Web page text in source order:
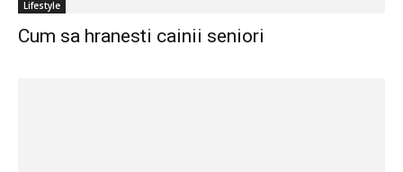
Lifestyle
Cum sa hranesti cainii seniori